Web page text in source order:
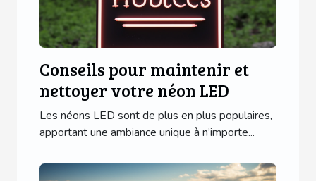
Conseils pour maintenir et
nettoyer votre néon LED
Les néons LED sont de plus en plus populaires,
apportant une ambiance unique à n’importe...